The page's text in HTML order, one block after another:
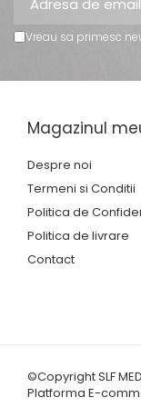
Trofee
Tematica Tricolor
Columbofili
Vreau sa primesc
Magazinul
Despre noi
Termeni si Conditii
Politica de
Politica de livrare
Contact
©Copyright SLF
Platforma E-